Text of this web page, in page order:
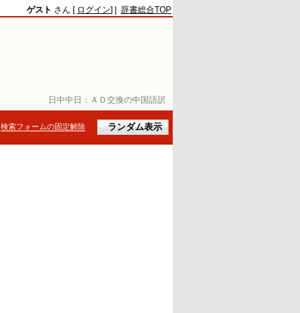
日中中日： ＡＤ交換の中国語訳
ゲスト さん [ ログイン] | 辞書総合TOP
検索フォームの固定解除